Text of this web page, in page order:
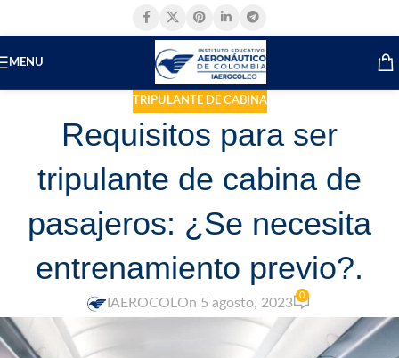
MENU
TRIPULANTE DE CABINA
Requisitos para ser
tripulante de cabina de
pasajeros: ¿Se necesita
entrenamiento previo?.
IAEROCOLOn 5 agosto, 2023
0